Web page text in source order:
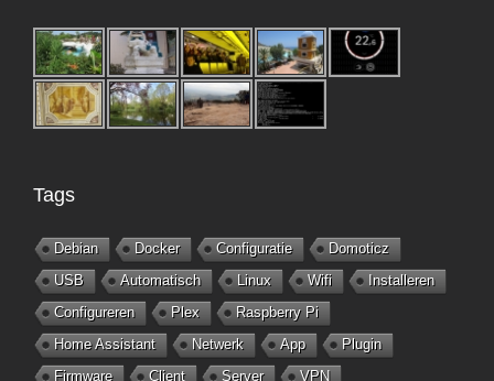
Tags
Debian Docker Configuratie
Domoticz
USB
Automatisch Linux Wifi
Installeren
Configureren
Plex
Raspberry Pi
Home Assistant
Netwerk App
Plugin
Firmware
Client Server VPN